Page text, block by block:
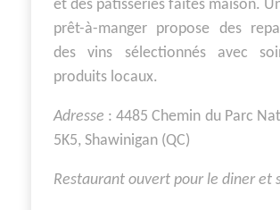
et des pâtisseries faites maison.
prêt-à-manger propose des
des vins sélectionnés avec
produits locaux.
Adresse : 4485 Chemin du Parc
5K5, Shawinigan (QC)
Restaurant ouvert pour le diner et